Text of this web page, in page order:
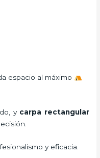
espacio al máximo
y carpa rectangular
y eficacia.